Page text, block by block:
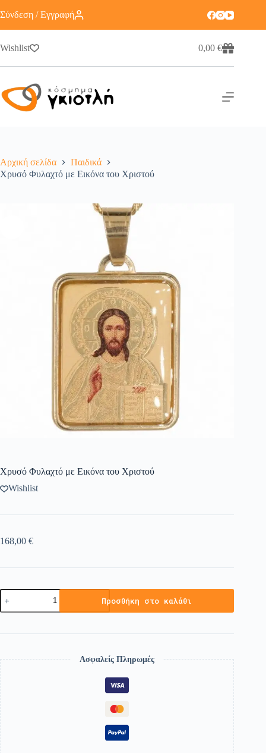
Σύνδεση / Εγγραφή
Wishlist 0,00€
Αρχική σελίδα
Παιδικά
Χρυσό Φυλαχτό με Εικόνα του Χριστού
Χρυσό Φυλαχτό με Εικόνα του Χριστού
Wishlist
168,00 €
Προσθήκη στο καλάθι
Ασφαλείς Πληρωμές